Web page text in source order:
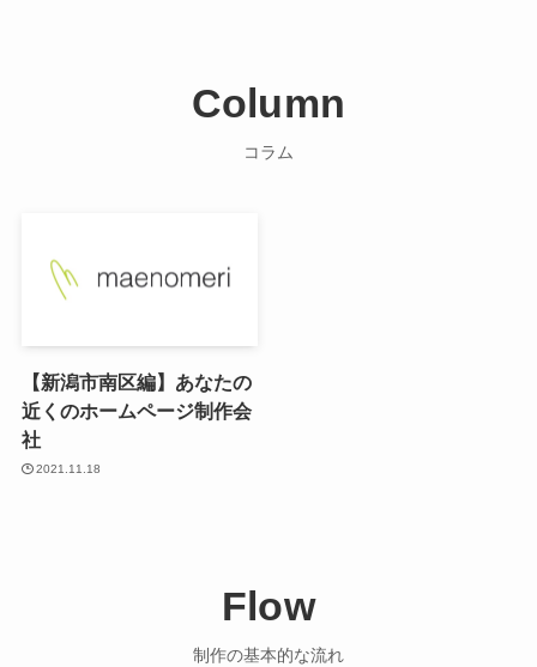
Column
コラム
【新潟市南区編】あなたの
近くのホームページ制作会
社
2021.11.18
Flow
制作の基本的な流れ